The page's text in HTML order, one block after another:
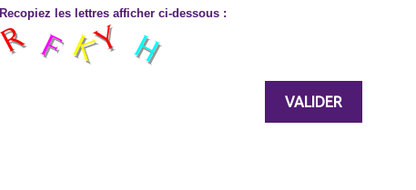
Recopiez les lettres afficher ci-dessous :